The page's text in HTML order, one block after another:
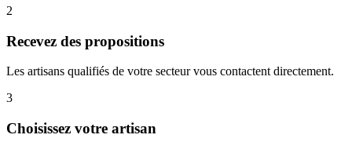
2
Recevez des propositions
Les artisans qualifiés de votre secteur vous contactent directement.
3
Choisissez votre artisan